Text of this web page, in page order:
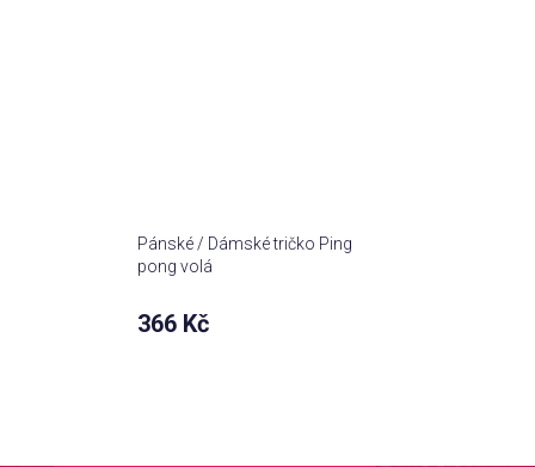
Pánské / Dámské tričko Ping
pong volá
366 Kč